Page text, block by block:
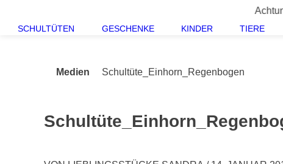
Achtung! Der
SCHULTÜTEN GESCHENKE KINDER TIERE
Medien Schultüte_Einhorn_Regenbogen